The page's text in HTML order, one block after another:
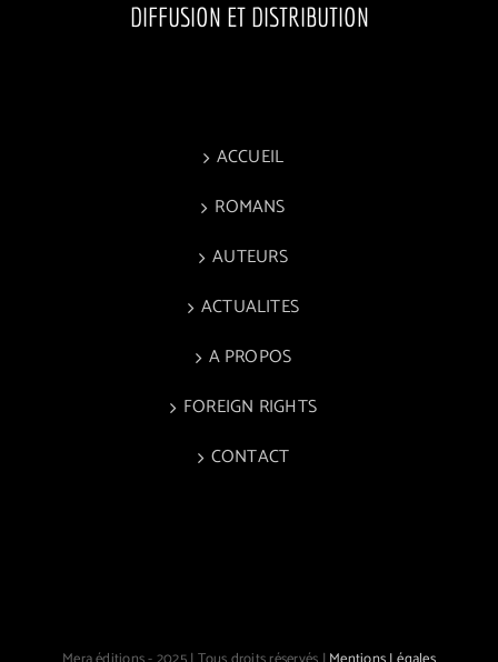
DIFFUSION ET DISTRIBUTION
ACCUEIL
ROMANS
AUTEURS
ACTUALITES
A PROPOS
FOREIGN RIGHTS
CONTACT